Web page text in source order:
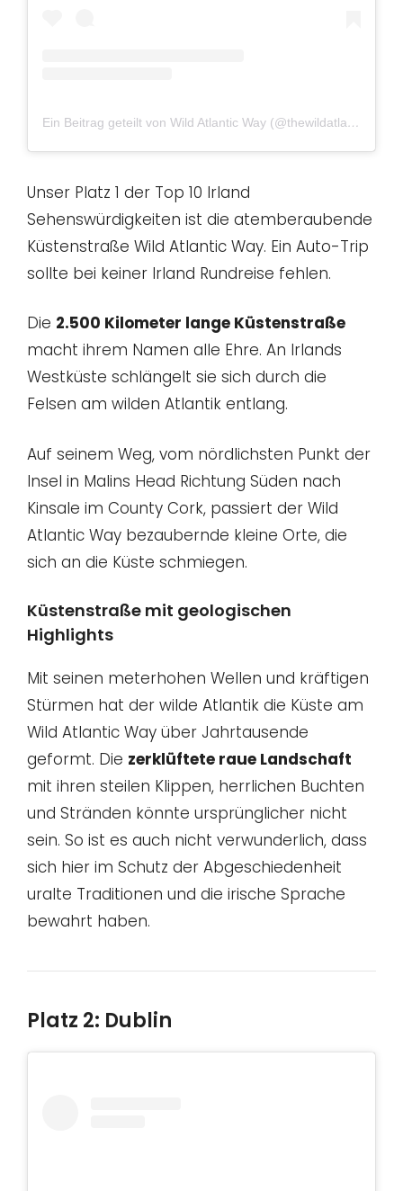
Ein Beitrag geteilt von Wild Atlantic Way (@thewildatlanticway)
Unser Platz 1 der Top 10 Irland
Sehenswürdigkeiten ist die atemberaubende
Küstenstraße Wild Atlantic Way. Ein Auto-Trip
sollte bei keiner Irland Rundreise fehlen.
Die 2.500 Kilometer lange Küstenstraße
macht ihrem Namen alle Ehre. An Irlands
Westküste schlängelt sie sich durch die
Felsen am wilden Atlantik entlang.
Auf seinem Weg, vom nördlichsten Punkt der
Insel in Malins Head Richtung Süden nach
Kinsale im County Cork, passiert der Wild
Atlantic Way bezaubernde kleine Orte, die
sich an die Küste schmiegen.
Küstenstraße mit geologischen
Highlights
Mit seinen meterhohen Wellen und kräftigen
Stürmen hat der wilde Atlantik die Küste am
Wild Atlantic Way über Jahrtausende
geformt. Die zerklüftete raue Landschaft
mit ihren steilen Klippen, herrlichen Buchten
und Stränden könnte ursprünglicher nicht
sein. So ist es auch nicht verwunderlich, dass
sich hier im Schutz der Abgeschiedenheit
uralte Traditionen und die irische Sprache
bewahrt haben.
Platz 2: Dublin